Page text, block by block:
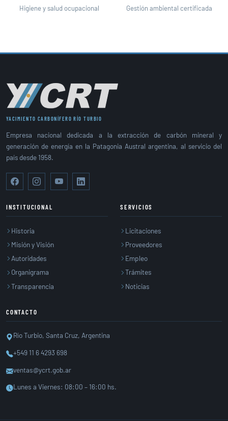
Higiene y salud ocupacional Gestión ambiental certificada
YACIMIENTO CARBONÍFERO RÍO TURBIO
Empresa nacional dedicada a la extracción de carbón mineral y
generación de energía en la Patagonia Austral argentina, al servicio del
país desde 1958.
INSTITUCIONAL
Historia
Misión y Visión
Autoridades
Organigrama
Transparencia
SERVICIOS
Licitaciones
Proveedores
Empleo
Trámites
Noticias
CONTACTO
Río Turbio, Santa Cruz, Argentina
+549 11 6 4293 698
ventas@ycrt.gob.ar
Lunes a Viernes: 08:00 – 16:00 hs.